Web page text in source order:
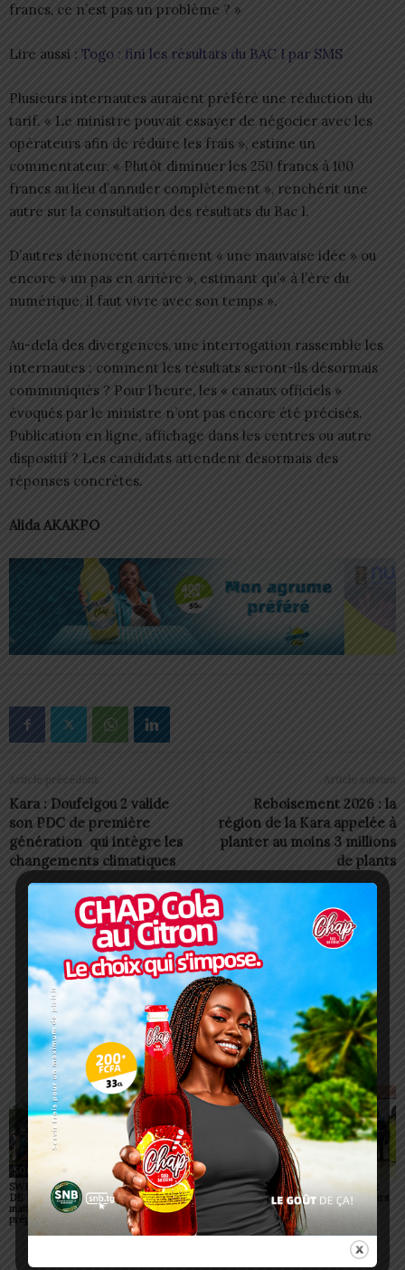
francs, ce n’est pas un problème ? »
Lire aussi : Togo : fini les résultats du BAC I par SMS
Plusieurs internautes auraient préféré une réduction du
tarif. « Le ministre pouvait essayer de négocier avec les
opérateurs afin de réduire les frais », estime un
commentateur. « Plutôt diminuer les 250 francs à 100
francs au lieu d’annuler complètement », renchérit une
autre sur la consultation des résultats du Bac I.
D’autres dénoncent carrément « une mauvaise idée » ou
encore « un pas en arrière », estimant qu’« à l’ère du
numérique, il faut vivre avec son temps ».
Au-delà des divergences, une interrogation rassemble les
internautes : comment les résultats seront-ils désormais
communiqués ? Pour l’heure, les « canaux officiels »
évoqués par le ministre n’ont pas encore été précisés.
Publication en ligne, affichage dans les centres ou autre
dispositif ? Les candidats attendent désormais des
réponses concrètes.
Alida AKAKPO
Article précédent
Kara : Doufelgou 2 valide
son PDC de première
génération qui intègre les
changements climatiques
Article suivant
Reboisement 2026 : la
région de la Kara appelée à
planter au moins 3 millions
de plants
Alida AKAKPO
ARTICLES CONNEXES PLUS DE L'AUTEUR
SOCIÉTÉ
SWEDD+ Togo / ECOLE
DE LA CHANCE : les
maitres-artisans se
préparent à transmettre
SOCIÉTÉ
Glory Night 2026: Sonnie
Badu fait chanter des
milliers de personnes à
Lomé
SOCIÉTÉ
Vogan : AGRI-ESPOIR
récompense les meilleurs
talents